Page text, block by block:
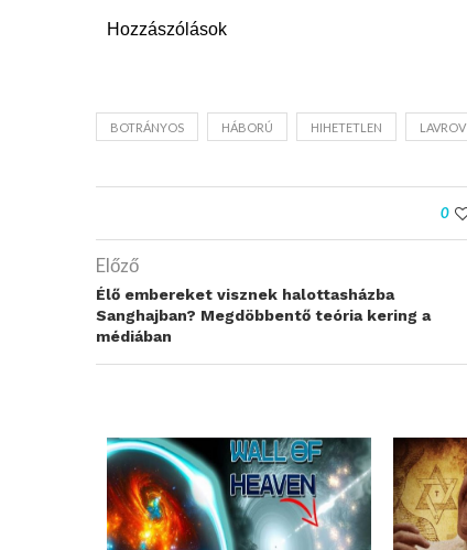
Hozzászólások
BOTRÁNYOS HÁBORÚ HIHETETLEN LAVROV
0
Előző
Élő embereket visznek halottasházba
Sanghajban? Megdöbbentő teória kering a
médiában